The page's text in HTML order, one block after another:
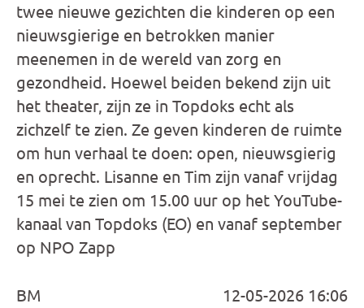
twee nieuwe gezichten die kinderen op een
nieuwsgierige en betrokken manier
meenemen in de wereld van zorg en
gezondheid. Hoewel beiden bekend zijn uit
het theater, zijn ze in Topdoks echt als
zichzelf te zien. Ze geven kinderen de ruimte
om hun verhaal te doen: open, nieuwsgierig
en oprecht. Lisanne en Tim zijn vanaf vrijdag
15 mei te zien om 15.00 uur op het YouTube-
kanaal van Topdoks (EO) en vanaf september
op NPO Zapp
BM 12-05-2026 16:06